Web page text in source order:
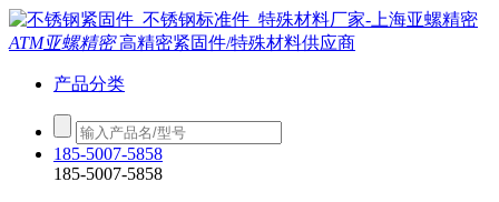
ATM亚螺精密高精密紧固件/特殊材料供应商
产品分类
185-5007-5858
185-5007-5858